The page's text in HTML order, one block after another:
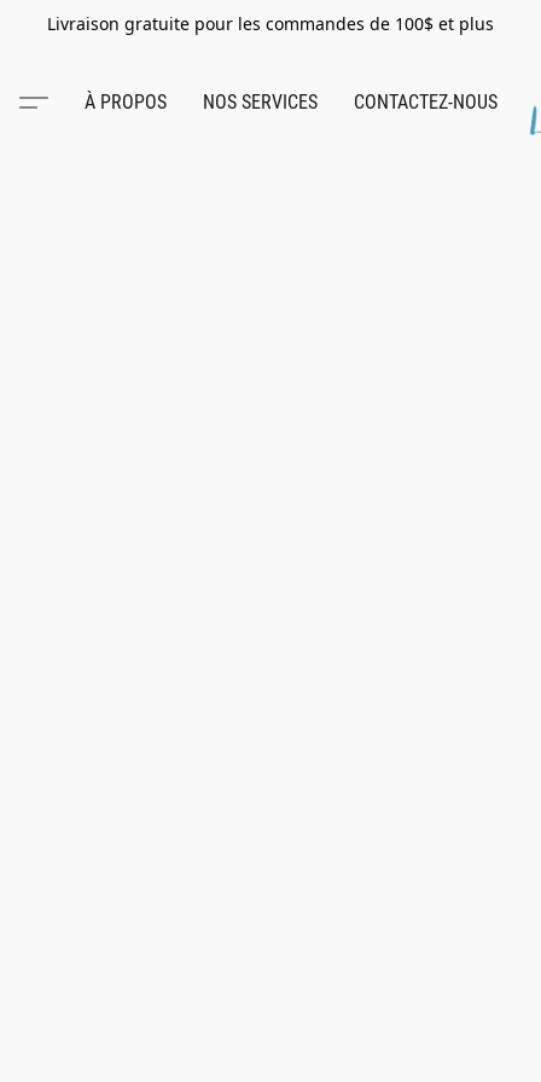
Livraison gratuite pour les commandes de 100$ et plus
À PROPOS NOS SERVICES CONTACTEZ-NOUS